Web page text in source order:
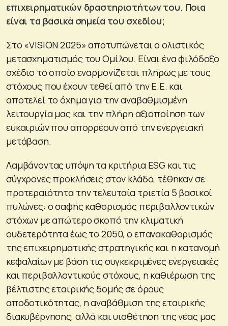
επιχειρηματικών δραστηριοτήτων του. Ποια
είναι τα βασικά σημεία του σχεδίου;
Στο «VISION 2025» αποτυπώνεται ο ολιστικός
μετασχηματισμός του Ομίλου. Είναι ένα φιλόδοξο
σχέδιο το οποίο εναρμονίζεται πλήρως με τους
στόχους που έχουν τεθεί από την Ε.Ε. και
αποτελεί το όχημα για την αναβαθμισμένη
λειτουργία μας και την πλήρη αξιοποίηση των
ευκαιριών που απορρέουν από την ενεργειακή
μετάβαση.
Λαμβάνοντας υπόψη τα κριτήρια ESG και τις
σύγχρονες προκλήσεις στον κλάδο, τέθηκαν σε
προτεραιότητα την τελευταία τριετία 5 βασικοί
πυλώνες: ο σαφής καθορισμός περιβαλλοντικών
στόχων με απώτερο σκοπό την κλιματική
ουδετερότητα έως το 2050, ο επανακαθορισμός
της επιχειρηματικής στρατηγικής και η κατανομή
κεφαλαίων με βάση τις συγκεκριμένες ενεργειακές
και περιβαλλοντικούς στόχους, η καθιέρωση της
βέλτιστης εταιρικής δομής σε όρους
αποδοτικότητας, η αναβάθμιση της εταιρικής
διακυβέρνησης, αλλά και υιοθέτηση της νέας μας